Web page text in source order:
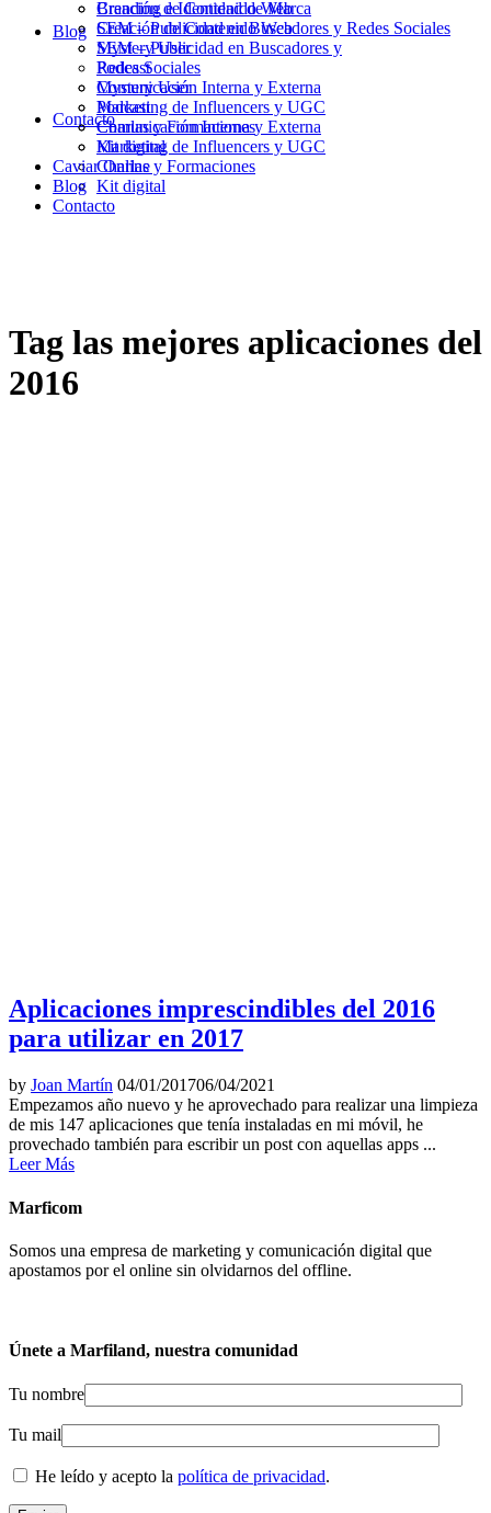
Branding e Identidad de Marca
Creación de Contenido Web
SEM – Publicidad en Buscadores y
Redes Sociales
Mystery User
Podcast
Comunicación Interna y Externa
Marketing de Influencers y UGC
Charlas y Formaciones
Kit digital
Blog
Contacto
Creación de Contenido Web
SEM – Publicidad en Buscadores y Redes Sociales
Mystery User
Podcast
Comunicación Interna y Externa
Marketing de Influencers y UGC
Charlas y Formaciones
Kit digital
Caviar Online
Blog
Contacto
Tag las mejores aplicaciones del
2016
Aplicaciones imprescindibles del 2016
para utilizar en 2017
by Joan Martín 04/01/201706/04/2021
Empezamos año nuevo y he aprovechado para realizar una limpieza
de mis 147 aplicaciones que tenía instaladas en mi móvil, he
provechado también para escribir un post con aquellas apps ...
Leer Más
Marficom
Somos una empresa de marketing y comunicación digital que
apostamos por el online sin olvidarnos del offline.
Únete a Marfiland, nuestra comunidad
Tu nombre
Tu mail
He leído y acepto la política de privacidad.